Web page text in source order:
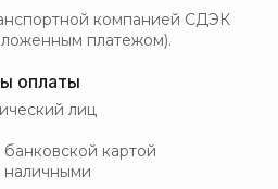
компанией СДЭК
платежом).
оплаты
лиц
банковской картой
наличными